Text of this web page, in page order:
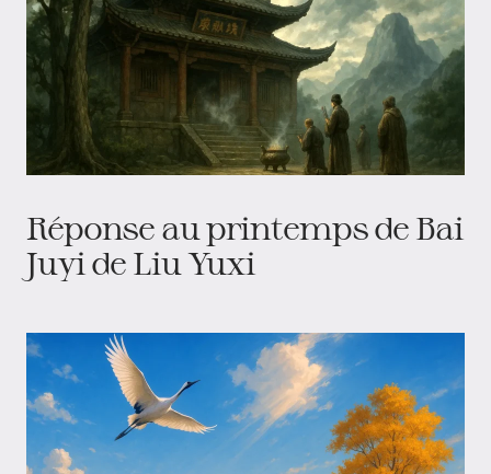
Réponse au printemps de Bai
Juyi de Liu Yuxi